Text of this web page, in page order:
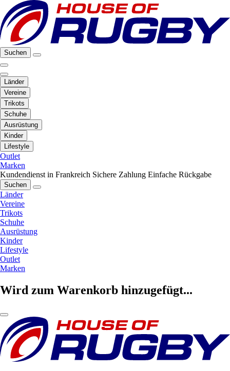
Suchen
Länder
Vereine
Trikots
Schuhe
Ausrüstung
Kinder
Lifestyle
Outlet
Marken
Kundendienst in Frankreich Sichere Zahlung Einfache Rückgabe
Suchen
Länder
Vereine
Trikots
Schuhe
Ausrüstung
Kinder
Lifestyle
Outlet
Marken
Wird zum Warenkorb hinzugefügt...